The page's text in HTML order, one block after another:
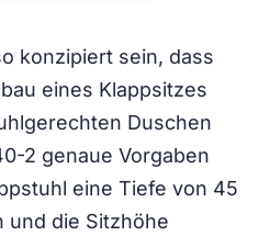
konzipiert sein, dass
eines Klappsitzes
Duschen
2 genaue Vorgaben
eine Tiefe von 45
und die Sitzhöhe